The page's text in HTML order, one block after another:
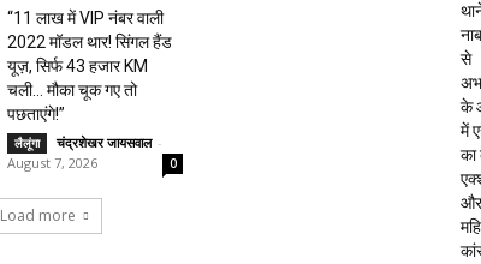
“11 लाख में VIP नंबर वाली
2022 मॉडल थार! सिंगल हैंड
यूज़, सिर्फ 43 हजार KM
चली… मौका चूक गए तो
पछताएंगे!”
लैलूंगा चंद्रशेखर जायसवाल -
August 7, 2026
0
Load more
से
के
में
का
और